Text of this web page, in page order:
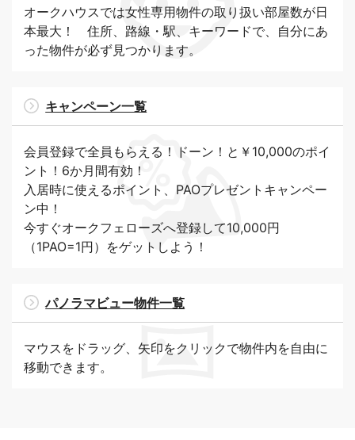
オークハウスでは女性専用物件の取り扱い部屋数が日
本最大！ 住所、路線・駅、キーワードで、自分にあ
った物件が必ず見つかります。
キャンペーン一覧
会員登録で全員もらえる！ドーン！と￥10,000のポイ
ント！6か月間有効！
入居時に使えるポイント、PAOプレゼントキャンペー
ン中！
今すぐオークフェローズへ登録して10,000円
（1PAO=1円）をゲットしよう！
パノラマビュー物件一覧
マウスをドラッグ、矢印をクリックで物件内を自由に
移動できます。